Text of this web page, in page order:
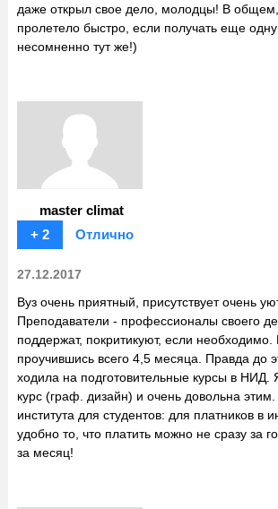
даже открыл свое дело, молодцы! В
пролетело быстро, если получать еще
несомненно тут же!)
master climat
+ 2
Отлично
27.12.2017
Вуз очень приятный, присутствует очень
Преподаватели - профессионалы своего
поддержат, покритикуют, если
проучившись всего 4,5 месяца. Правда до
ходила на подготовительные курсы в НИД.
курс (граф. дизайн) и очень довольна
института для студентов: для платников в
удобно то, что платить можно не сразу за
за месяц!